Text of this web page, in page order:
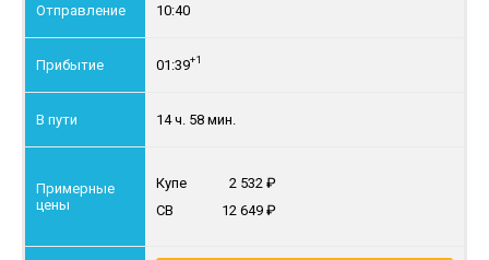
10:40
01:39+1
14 ч. 58 мин.
Купе
2 532
СВ
12 649